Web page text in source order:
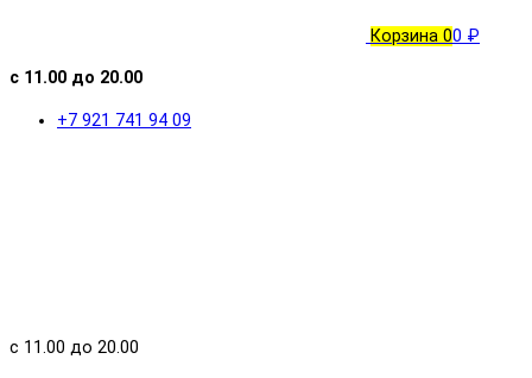
Корзина 00 ₽
с 11.00 до 20.00
+7 921 741 94 09
с 11.00 до 20.00